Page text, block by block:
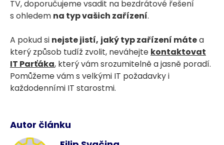
TV, doporučujeme vsadit na bezdrátové řešení
s ohledem na typ vašich zařízení.
A pokud si nejste jistí, jaký typ zařízení mátea
který způsob tudíž zvolit, neváhejte kontaktovat
IT Parťáka, který vám srozumitelně a jasně poradí.
Pomůžeme vám s velkými IT požadavky i
každodenními IT starostmi.
Autor článku